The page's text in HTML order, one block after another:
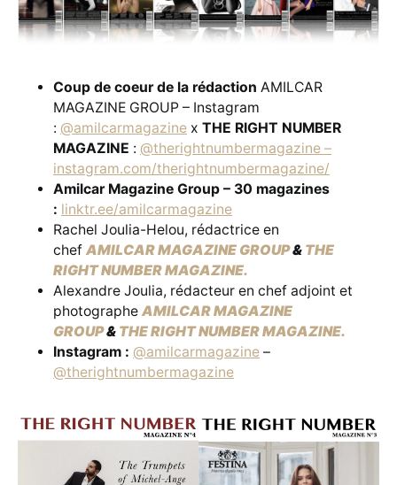
Coup de coeur de la rédaction AMILCAR
MAGAZINE GROUP – Instagram
: @amilcarmagazine x THE RIGHT NUMBER
MAGAZINE : @therightnumbermagazine –
instagram.com/therightnumbermagazine/
Amilcar Magazine Group – 30 magazines
: linktr.ee/amilcarmagazine
Rachel Joulia-Helou, rédactrice en
chef AMILCAR MAGAZINE GROUP& THE
RIGHT NUMBER MAGAZINE.
Alexandre Joulia, rédacteur en chef adjoint et
photographe AMILCAR MAGAZINE
GROUP& THE RIGHT NUMBER MAGAZINE.
Instagram : @amilcarmagazine –
@therightnumbermagazine